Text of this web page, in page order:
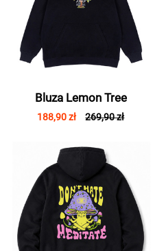
Bluza Lemon Tree
188,90 zł 269,90 zł